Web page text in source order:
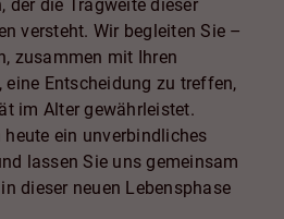
der die Tragweite dieser
versteht. Wir begleiten Sie –
zusammen mit Ihren
Entscheidung zu treffen,
im Alter gewährleistet.
heute ein unverbindliches
lassen Sie uns gemeinsam
dieser neuen Lebensphase